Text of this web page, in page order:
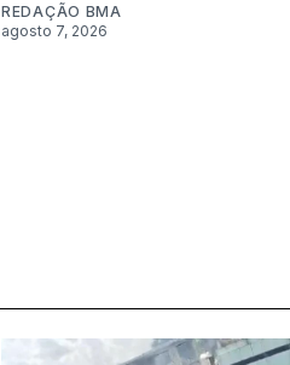
REDAÇÃO BMA
agosto 7, 2026